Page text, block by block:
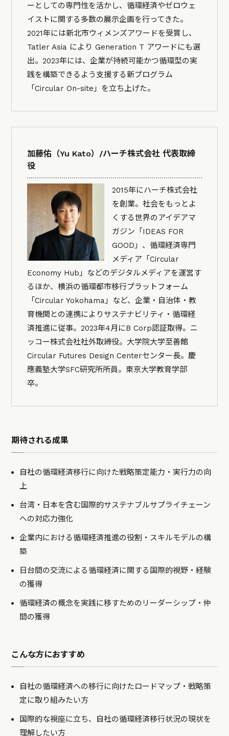
ーとしての専門性を活かし、循環経済やゼロウェ
イストに関する多数の展示企画を行ってきた。
2021年には新北市ウィメンズアワードを受賞し、
Tatler Asia により Generation T アワードにも選
出。2023年には、企業が持続可能かつ循環型の実
践を構築できるよう支援する新プログラム
「Circular On-site」を立ち上げた。
加藤佑（Yu Kato）/ハーチ株式会社 代表取締
役
2015年にハーチ株式会社
を創業。社会をもっとよ
くする世界のアイデアマ
ガジン「IDEAS FOR
GOOD」、循環経済専門
メディア「Circular
Economy Hub」などのデジタルメディアを運営す
るほか、横浜の循環都市移行プラットフォーム
「Circular Yokohama」など、企業・自治体・教
育機関との連携によりサステナビリティ・循環経
済推進に従事。2023年4月にB Corp認証取得。ニ
ッコー株式会社社外取締役。大学院大学至善館
Circular Futures Design Centerセンター長。慶
應義塾大学SFC研究所所員。東京大学教育学部
卒。
期待される成果
自社の循環経済移行に向けた戦略策定能力・実行力の向
上
台湾・日本を含む国際的サステナブルサプライチェーン
への対応力強化
企業内における循環経済推進の役割・スキルモデルの構
築
日台間の交流による循環経済に関する国際的視野・経験
の獲得
循環経済の概念を実践に移すためのリーダーシップ・仲
間の獲得
こんな方におすすめ
自社の循環経済への移行に向けたロードマップ・戦略策
定に取り組みたい方
国際的な視座に立ち、自社の循環経済移行状況の現状を
理解したい方